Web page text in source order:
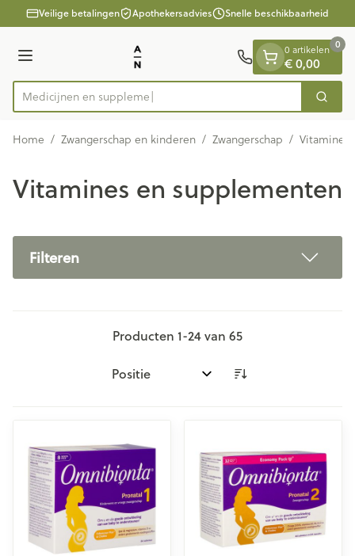
Ga naar de inhoud
1 van 1Veilige betalingen Apothekersadvies Snelle beschikbaarheid
Menu
Product, merk, categorie...
M Zoek
0 artikelen
€ 0,00
0
Home / Zwangerschap en kinderen / Zwangerschap / Vitamines
Vitamines en supplementen
Filteren
Producten 1-24van 65
Sorteer op: